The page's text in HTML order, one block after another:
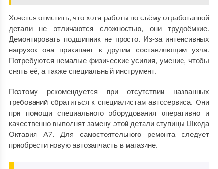
Хочется отметить, что хотя работы по съёму отработанной
детали не отличаются сложностью, они трудоёмкие.
Демонтировать подшипник не просто. Из-за интенсивных
нагрузок она прикипает к другим составляющим узла.
Потребуются немалые физические усилия, умение, чтобы
снять её, а также специальный инструмент.
Поэтому рекомендуется при отсутствии названных
требований обратиться к специалистам автосервиса. Они
при помощи специального оборудования оперативно и
качественно выполнят замену этой детали ступицы Шкода
Октавия А7. Для самостоятельного ремонта следует
приобрести новую автозапчасть в магазине.